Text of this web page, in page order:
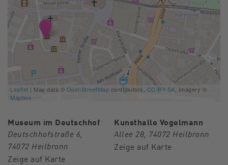
Leaflet | Map data © OpenStreetMap contributors, CC-BY-SA , Imagery ©
Mapbox
Museum im Deutschhof
Deutschhofstraße 6,
74072 Heilbronn
Zeige auf Karte
Kunsthalle Vogelmann
Allee 28, 74072 Heilbronn
Zeige auf Karte